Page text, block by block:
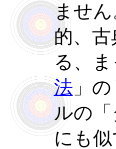
ませ
的、古
る、
法 」
ルの
にも